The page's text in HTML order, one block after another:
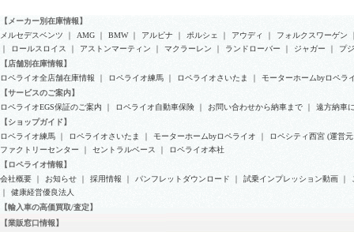
【メーカー別在庫情報】
メルセデスベンツ ｜ AMG ｜ BMW｜ アルピナ ｜ ポルシェ ｜ アウディ ｜ フォルクスワーゲン
｜
ロールスロイス ｜ アストンマーティン ｜ マクラーレン ｜ ランドローバー ｜ ジャガー ｜
プ
【店舗別在庫情報】
ロペライオ全店舗在庫情報 ｜ ロペライオ練馬 ｜ ロペライオさいたま ｜
モーターホームbyロペラ
【サービスのご案内】
ロペライオEGS保証のご案内 ｜ ロペライオ自動車保険 ｜ お問い合わせから納車まで ｜
遠方納車
【ショップガイド】
ロペライオ練馬 ｜ ロペライオさいたま ｜ モーターホームbyロペライオ ｜
ロペシティ西宮 (運営
ファクトリーセンター ｜ セントラルベース ｜
ロペライオ本社
【ロペライオ情報】
会社概要 ｜ お知らせ ｜ 採用情報 ｜ パンフレットダウンロード ｜ 試乗インプレッション動画 ｜
｜
健康経営優良法人
【輸入車の高価買取/査定】
【業販窓口情報】